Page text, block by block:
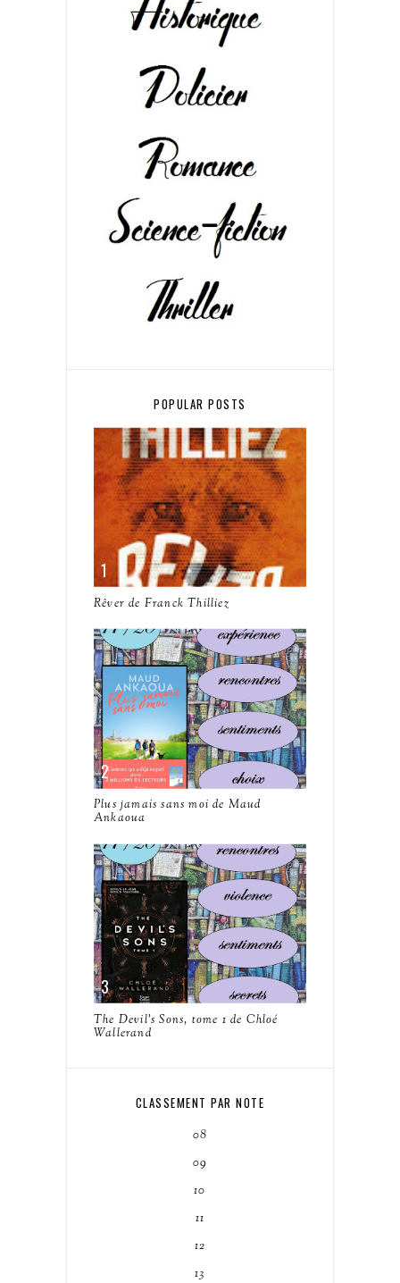
POPULAR POSTS
Rêver de Franck Thilliez
Plus jamais sans moi de Maud
Ankaoua
The Devil's Sons, tome 1 de Chloé
Wallerand
CLASSEMENT PAR NOTE
08
09
10
11
12
13